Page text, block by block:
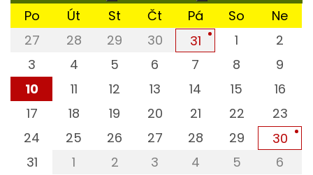
Po
Út St Čt Pá So
Ne
27
28 29 30 31 1
2
3
4 5 6 7 8
9
10
11 12 13 14 15
16
17
18 19 20 21 22
23
24
25 26 27 28 29
30
31
1 2 3 4 5 6